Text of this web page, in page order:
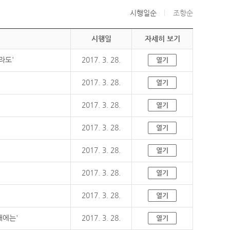
시행일순 조항순
시행일 자세히 보기
도' 2017. 3. 28. 열기
2017. 3. 28. 열기
2017. 3. 28. 열기
2017. 3. 28. 열기
2017. 3. 28. 열기
2017. 3. 28. 열기
2017. 3. 28. 열기
에는' 2017. 3. 28. 열기